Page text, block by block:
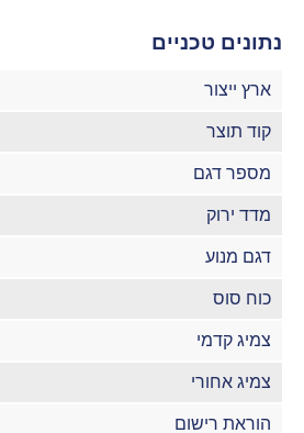
נתונים טכניים
ארץ ייצור
קוד תוצר
מספר דגם
מדד ירוק
דגם מנוע
כוח סוס
צמיג קדמי
צמיג אחורי
הוראת רישום